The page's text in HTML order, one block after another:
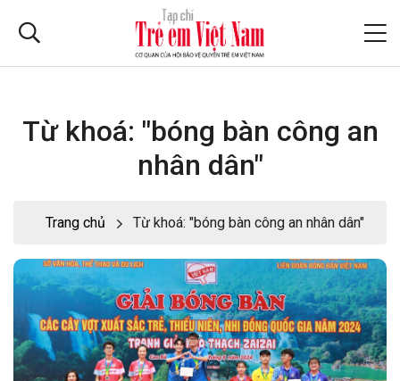
Từ khoá: "bóng bàn công an
nhân dân"
Trang chủ Từ khoá: "bóng bàn công an nhân dân"